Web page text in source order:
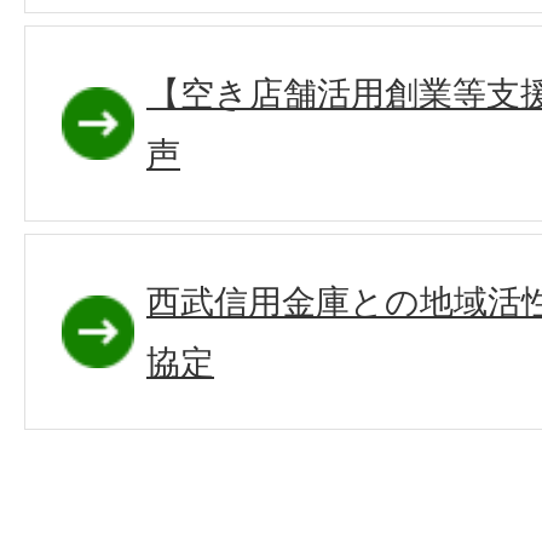
【空き店舗活用創業等
声
西武信用金庫との地域活
協定